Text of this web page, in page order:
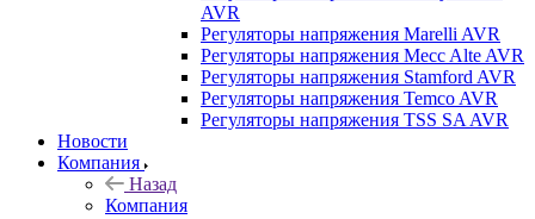
AVR
Регуляторы напряжения Marelli AVR
Регуляторы напряжения Mecc Alte AVR
Регуляторы напряжения Stamford AVR
Регуляторы напряжения Temco AVR
Регуляторы напряжения TSS SA AVR
Новости
Компания
Назад
Компания